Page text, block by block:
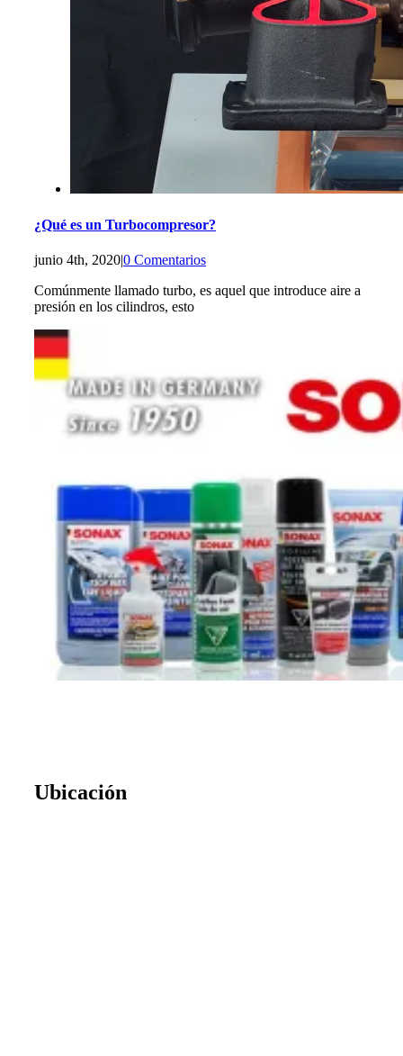
¿Qué es un Turbocompresor?
junio 4th, 2020|0 Comentarios
Comúnmente llamado turbo, es aquel que introduce aire a
presión en los cilindros, esto
Ubicación